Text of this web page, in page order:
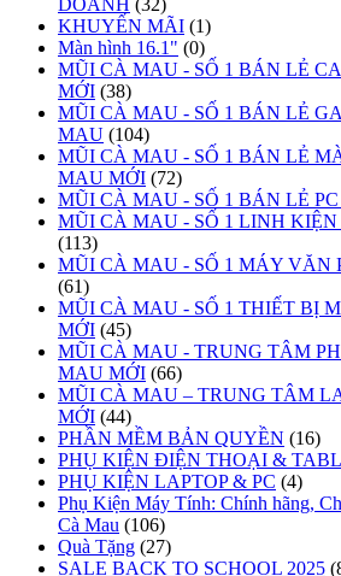
DOANH (32)
KHUYẾN MÃI (1)
Màn hình 16.1" (0)
MŨI CÀ MAU - SỐ 1 BÁN LẺ
MỚI (38)
MŨI CÀ MAU - SỐ 1 BÁN LẺ
MAU (104)
MŨI CÀ MAU - SỐ 1 BÁN LẺ
MAU MỚI (72)
MŨI CÀ MAU - SỐ 1 BÁN LẺ
MŨI CÀ MAU - SỐ 1 LINH
(113)
MŨI CÀ MAU - SỐ 1 MÁY VĂN
(61)
MŨI CÀ MAU - SỐ 1 THIẾT BỊ
MỚI (45)
MŨI CÀ MAU - TRUNG TÂM
MAU MỚI (66)
MŨI CÀ MAU – TRUNG TÂM
MỚI (44)
PHẦN MỀM BẢN QUYỀN (16)
PHỤ KIỆN ĐIỆN THOẠI &
PHỤ KIỆN LAPTOP & PC (4)
Phụ Kiện Máy Tính: Chính hãng,
Cà Mau (106)
Quà Tặng (27)
SALE BACK TO SCHOOL 2025